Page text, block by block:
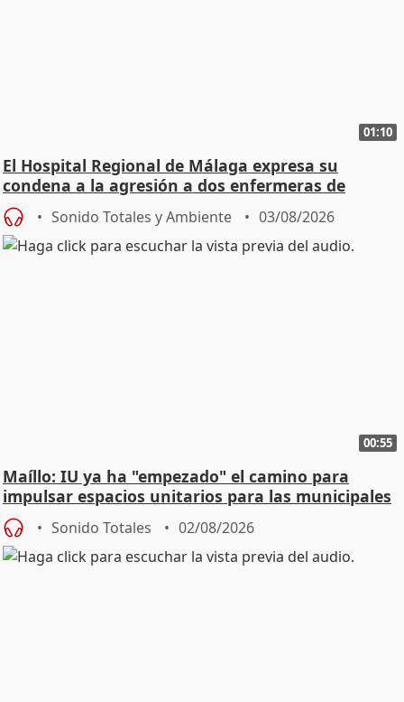
01:10
El Hospital Regional de Málaga expresa su
condena a la agresión a dos enfermeras de
Urgencias
Sonido Totales y Ambiente 03/08/2026
00:55
Maíllo: IU ya ha "empezado" el camino para
impulsar espacios unitarios para las municipales
Sonido Totales 02/08/2026